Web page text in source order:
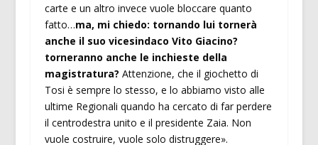
carte e un altro invece vuole bloccare quanto
fatto…ma, mi chiedo: tornando lui tornerà
anche il suo vicesindaco Vito Giacino?
torneranno anche le inchieste della
magistratura? Attenzione, che il giochetto di
Tosi è sempre lo stesso, e lo abbiamo visto alle
ultime Regionali quando ha cercato di far perdere
il centrodestra unito e il presidente Zaia. Non
vuole costruire, vuole solo distruggere».